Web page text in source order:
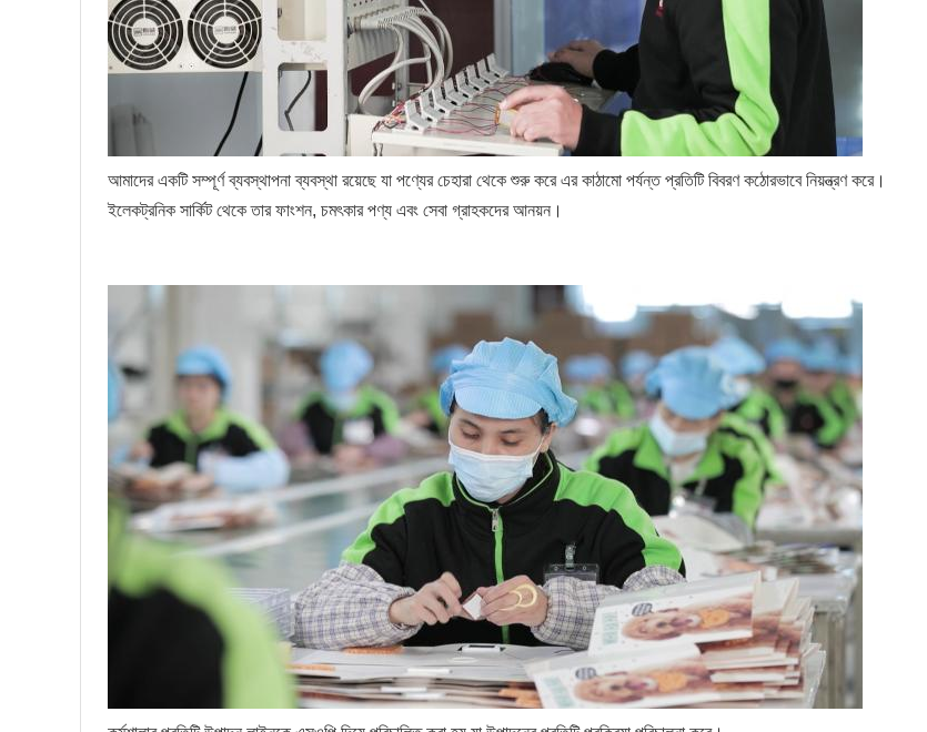
আমাদের একটি সম্পূর্ণ ব্যবস্থাপনা ব্যবস্থা রয়েছে যা পণ্যের চেহারা থেকে শুরু করে এর কাঠামো পর্যন্ত প্রতিটি বিবরণ কঠোরভাবে নিয়ন্ত্রণ করে।
ইলেকট্রনিক সার্কিট থেকে তার ফাংশন, চমৎকার পণ্য এবং সেবা গ্রাহকদের আনয়ন।